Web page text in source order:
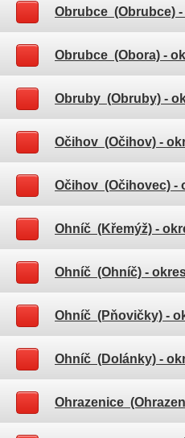
Obrubce (Obrubce)
Obrubce (Obora) -
Obruby (Obruby) -
Očihov (Očihov) -
Očihov (Očihovec) -
Ohníč (Křemýž) -
Ohníč (Ohníč) -
Ohníč (Pňovičky) -
Ohníč (Dolánky) -
Ohrazenice